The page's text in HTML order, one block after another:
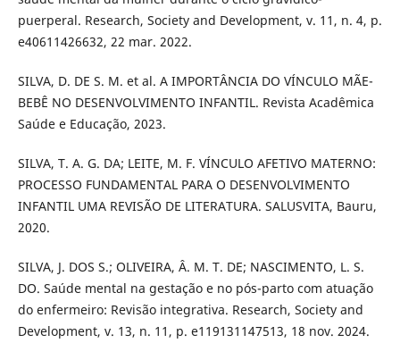
puerperal. Research, Society and Development, v. 11, n. 4, p.
e40611426632, 22 mar. 2022.
SILVA, D. DE S. M. et al. A IMPORTÂNCIA DO VÍNCULO MÃE-
BEBÊ NO DESENVOLVIMENTO INFANTIL. Revista Acadêmica
Saúde e Educação, 2023.
SILVA, T. A. G. DA; LEITE, M. F. VÍNCULO AFETIVO MATERNO:
PROCESSO FUNDAMENTAL PARA O DESENVOLVIMENTO
INFANTIL UMA REVISÃO DE LITERATURA. SALUSVITA, Bauru,
2020.
SILVA, J. DOS S.; OLIVEIRA, Â. M. T. DE; NASCIMENTO, L. S.
DO. Saúde mental na gestação e no pós-parto com atuação
do enfermeiro: Revisão integrativa. Research, Society and
Development, v. 13, n. 11, p. e119131147513, 18 nov. 2024.